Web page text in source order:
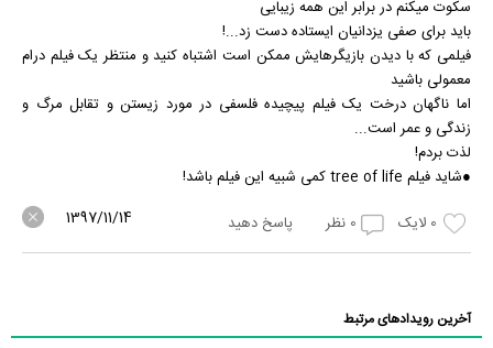
سکوت میکنم در برابر این همه زیبایی
باید برای صفی یزدانیان ایستاده دست زد...!
فیلمی که با دیدن بازیگرهایش ممکن است اشتباه کنید و منتظر یک فیلم درام
معمولی باشید
اما ناگهان درخت یک فیلم پیچیده فلسفی در مورد زیستن و تقابل مرگ و
زندگی و عمر است...
لذت بردم!
●شاید فیلم tree of life کمی شبیه این فیلم باشد!
0 لایک 0 نظر پاسخ دهید 1397/11/14
آخرین رویدادهای مرتبط